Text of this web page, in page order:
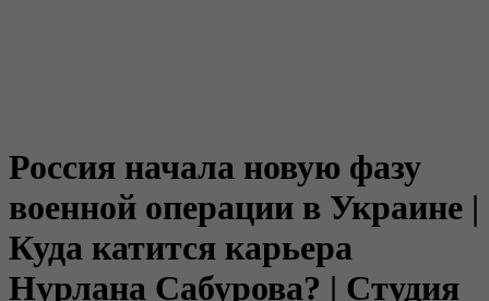
Россия начала новую фазу
военной операции в Украине |
Куда катится карьера
Нурлана Сабурова? | Студия